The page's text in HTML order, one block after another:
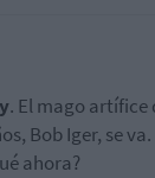
. El mago artífice
Bob Iger, se va.
ahora?